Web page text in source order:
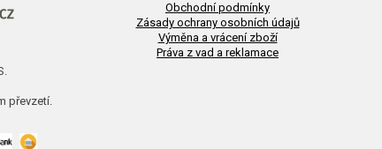
převzetí.
Obchodní podmínky
Zásady ochrany osobních údajů
Výměna a vrácení zboží
Práva z vad a reklamace